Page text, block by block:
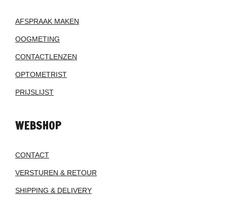
AFSPRAAK MAKEN
OOGMETING
CONTACTLENZEN
OPTOMETRIST
PRIJSLIJST
WEBSHOP
CONTACT
VERSTUREN & RETOUR
SHIPPING & DELIVERY